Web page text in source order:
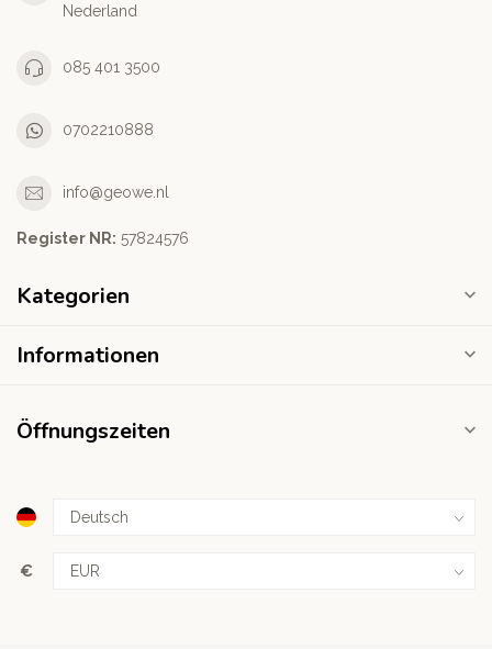
Nederland
085 401 3500
0702210888
info@geowe.nl
Register NR: ‭57824576‬
Kategorien
Informationen
Öffnungszeiten
€